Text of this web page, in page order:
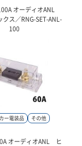
オーディオANL
クス／RNG-SET-ANL-
100
ー電装品
その他
オーディオANL ヒ